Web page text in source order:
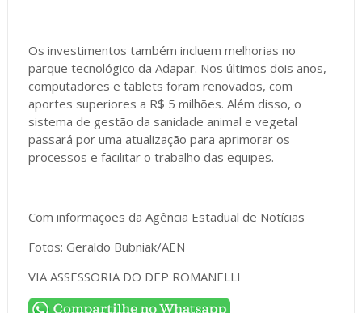
Os investimentos também incluem melhorias no
parque tecnológico da Adapar. Nos últimos dois anos,
computadores e tablets foram renovados, com
aportes superiores a R$ 5 milhões. Além disso, o
sistema de gestão da sanidade animal e vegetal
passará por uma atualização para aprimorar os
processos e facilitar o trabalho das equipes.
Com informações da Agência Estadual de Notícias
Fotos: Geraldo Bubniak/AEN
VIA ASSESSORIA DO DEP ROMANELLI